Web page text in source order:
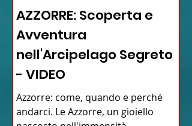
AZZORRE: Scoperta e
Avventura
nell'Arcipelago Segreto
- VIDEO
Azzorre: come, quando e perché
andarci. Le Azzorre, un gioiello